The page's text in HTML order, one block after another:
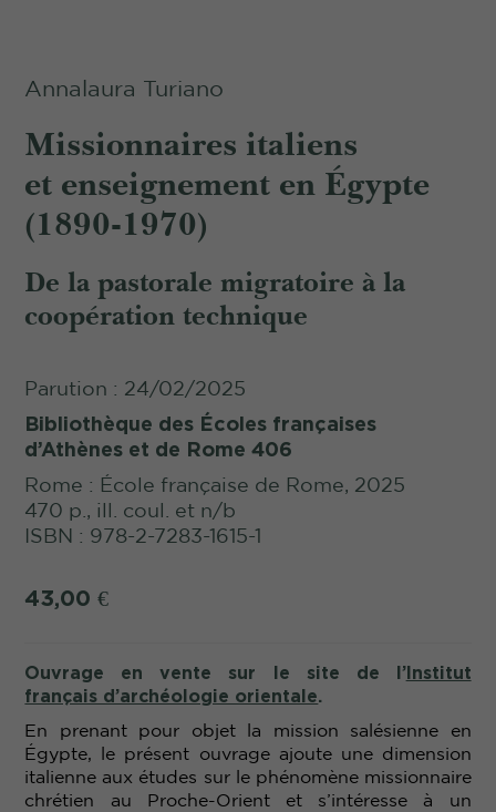
Annalaura Turiano
Missionnaires italiens
et enseignement en Égypte
(1890-1970)
De la pastorale migratoire à la
coopération technique
Parution : 24/02/2025
Bibliothèque des Écoles françaises
d’Athènes et de Rome 406
Rome : École française de Rome, 2025
470 p., ill. coul. et n/b
ISBN : 978-2-7283-1615-1
43,00 €
Ouvrage en vente sur le site de l’Institut
français d’archéologie orientale.
En prenant pour objet la mission salésienne en
Égypte, le présent ouvrage ajoute une dimension
italienne aux études sur le phénomène missionnaire
chrétien au Proche-Orient et s’intéresse à un